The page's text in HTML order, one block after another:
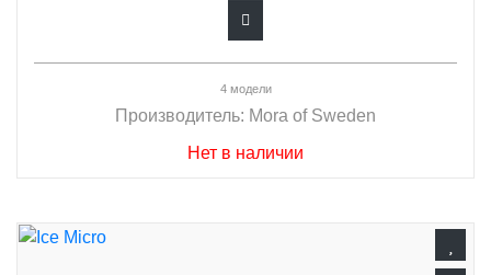
4 модели
Производитель: Mora of Sweden
Нет в наличии